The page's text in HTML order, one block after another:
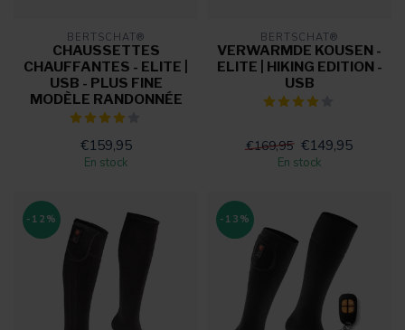
BERTSCHAT®
CHAUSSETTES
CHAUFFANTES - ELITE |
USB - PLUS FINE
MODÈLE RANDONNÉE
€159,95
En stock
BERTSCHAT®
VERWARMDE KOUSEN -
ELITE | HIKING EDITION -
USB
€169,95 €149,95
En stock
-12% -13%